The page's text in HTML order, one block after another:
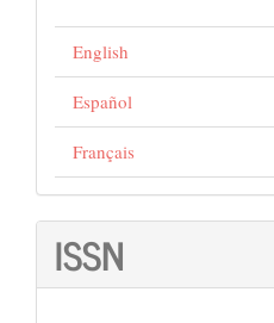
English
Español
Français
ISSN